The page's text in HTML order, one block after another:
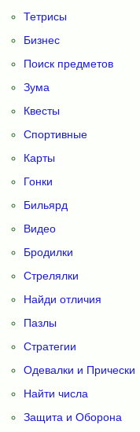
Тетрисы
Бизнес
Поиск предметов
Зума
Квесты
Спортивные
Карты
Гонки
Бильярд
Видео
Бродилки
Стрелялки
Найди отличия
Пазлы
Стратегии
Одевалки и Прически
Найти числа
Защита и Оборона